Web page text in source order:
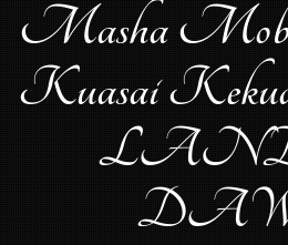
Masha
Kuasai